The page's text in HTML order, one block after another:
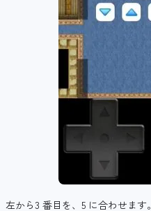
左から3 番目を、5 に合わせます。